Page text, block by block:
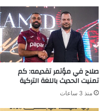
صلاح في مؤتمر تقديمه: كم
تمنيت الحديث باللغة التركية
منذ 3 ساعات